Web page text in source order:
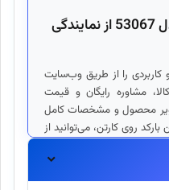
خرید استخر بادی کودک مدل 53067 از نمایندگی
را از طریق وب‌سایت
مشاوره رایگان و قیمت
محصول و مشخصات کامل
روی کارتن، می‌توانید از
باد و توپ استخری، تیم
شماست.